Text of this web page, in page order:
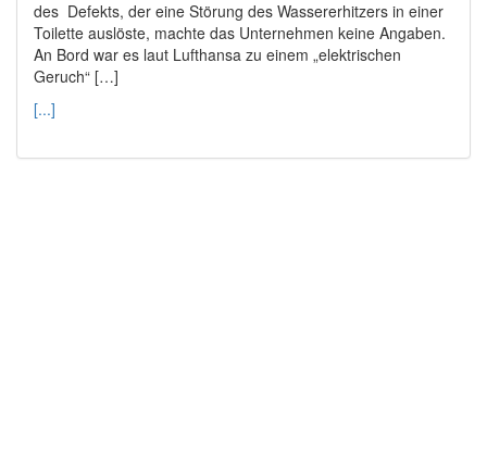
des Defekts, der eine Störung des Wassererhitzers in einer
Toilette auslöste, machte das Unternehmen keine Angaben.
An Bord war es laut Lufthansa zu einem „elektrischen
Geruch“ […]
[...]